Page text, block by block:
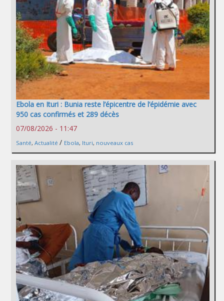
Ebola en Ituri : Bunia reste l’épicentre de l’épidémie avec
950 cas confirmés et 289 décès
07/08/2026 - 11:47
Santé, Actualité / Ebola, Ituri, nouveaux cas